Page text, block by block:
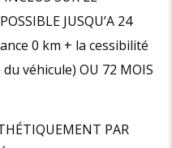
JUSQU’A 24
0 km + la cessibilité
véhicule) OU 72 MOIS
PAR